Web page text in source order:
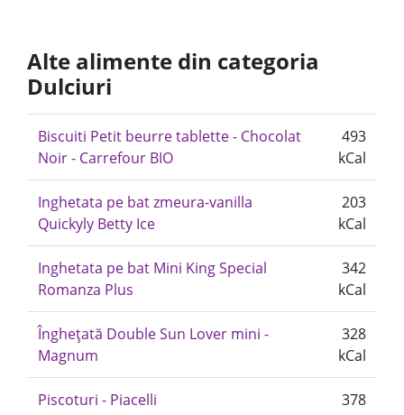
Alte alimente din categoria
Dulciuri
Biscuiti Petit beurre tablette - Chocolat
Noir - Carrefour BIO
493
kCal
Inghetata pe bat zmeura-vanilla
Quickyly Betty Ice
203
kCal
Inghetata pe bat Mini King Special
Romanza Plus
342
kCal
Înghețată Double Sun Lover mini -
Magnum
328
kCal
Piscoturi - Piacelli
378